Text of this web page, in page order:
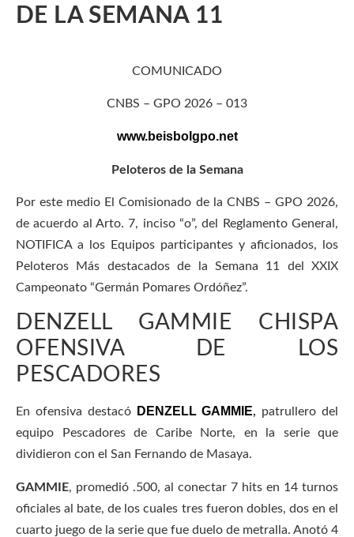
DE LA SEMANA 11
COMUNICADO
CNBS – GPO 2026 – 013
www.beisbolgpo.net
Peloteros de la Semana
Por este medio El Comisionado de la CNBS – GPO 2026,
de acuerdo al Arto. 7, inciso “o”, del Reglamento General,
NOTIFICA a los Equipos participantes y aficionados, los
Peloteros Más destacados de la Semana 11 del XXIX
Campeonato “Germán Pomares Ordóñez”.
DENZELL GAMMIE CHISPA
OFENSIVA DE LOS
PESCADORES
En ofensiva destacó DENZELL GAMMIE, patrullero del
equipo Pescadores de Caribe Norte, en la serie que
dividieron con el San Fernando de Masaya.
GAMMIE, promedió .500, al conectar 7 hits en 14 turnos
oficiales al bate, de los cuales tres fueron dobles, dos en el
cuarto juego de la serie que fue duelo de metralla. Anotó 4